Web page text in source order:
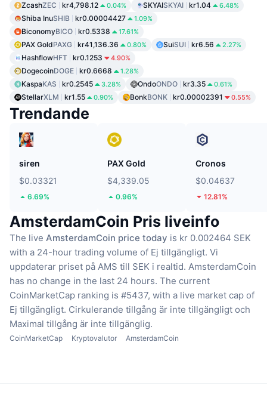
ZcashZEC kr4,798.12 0.04% SKYAISKYAI kr1.04 6.48%
Shiba InuSHIB kr0.00004427 1.09%
BiconomyBICO kr0.5338 17.61%
PAX GoldPAXG kr41,136.36 0.80% SuiSUI kr6.56 2.27%
HashflowHFT kr0.1253 4.90%
DogecoinDOGE kr0.6668 1.28%
KaspaKAS kr0.2545 3.28% OndoONDO kr3.35 0.61%
StellarXLM kr1.55 0.90% BonkBONK kr0.00002391 0.55%
Trendande
siren
$0.03321
6.69%
PAX Gold
$4,339.05
0.96%
Cronos
$0.04637
12.81%
AmsterdamCoin Pris liveinfo
The live AmsterdamCoin price today is kr 0.002464 SEK
with a 24-hour trading volume of Ej tillgängligt. Vi
uppdaterar priset på AMS till SEK i realtid. AmsterdamCoin
has no change in the last 24 hours. The current
CoinMarketCap ranking is #5437, with a live market cap of
Ej tillgängligt. Cirkulerande tillgång är inte tillgängligt och
Maximal tillgång är inte tillgänglig.
CoinMarketCap Kryptovalutor AmsterdamCoin